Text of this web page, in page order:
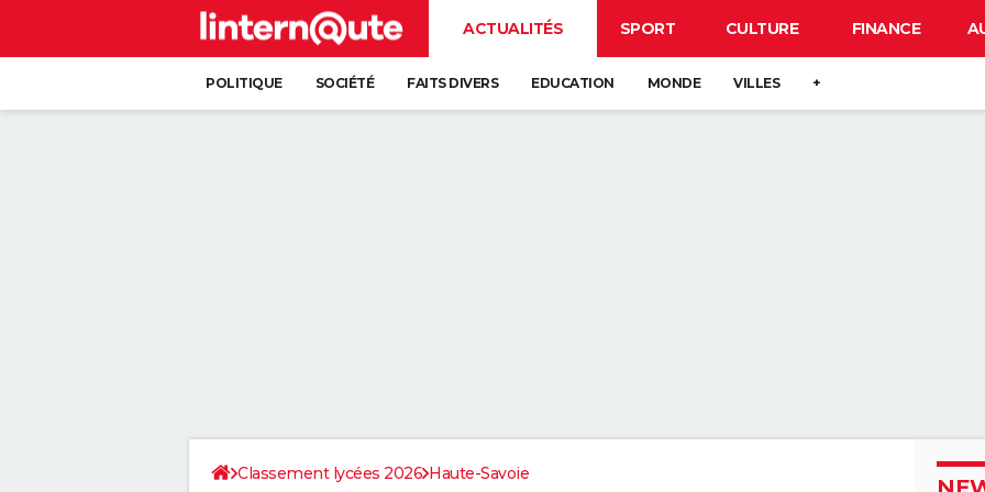
ACTUALITÉS SPORT CULTURE FINANCE
POLITIQUE SOCIÉTÉ FAITS DIVERS EDUCATION MONDE VILLES +
Classement lycées 2026 Haute-Savoie